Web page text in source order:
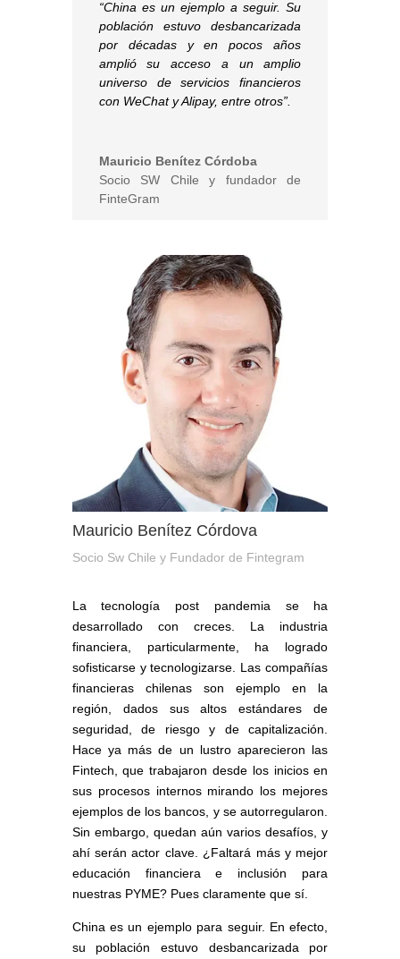
“China es un ejemplo a seguir. Su
población estuvo desbancarizada
por décadas y en pocos años
amplió su acceso a un amplio
universo de servicios financieros
con WeChat y Alipay, entre otros”.
Mauricio Benítez Córdoba
Socio SW Chile y fundador de
FinteGram
Mauricio Benítez Córdova
Socio Sw Chile y Fundador de Fintegram
La tecnología post pandemia se ha
desarrollado con creces. La industria
financiera, particularmente, ha logrado
sofisticarse y tecnologizarse. Las compañías
financieras chilenas son ejemplo en la
región, dados sus altos estándares de
seguridad, de riesgo y de capitalización.
Hace ya más de un lustro aparecieron las
Fintech, que trabajaron desde los inicios en
sus procesos internos mirando los mejores
ejemplos de los bancos, y se autorregularon.
Sin embargo, quedan aún varios desafíos, y
ahí serán actor clave. ¿Faltará más y mejor
educación financiera e inclusión para
nuestras PYME? Pues claramente que sí.
China es un ejemplo para seguir. En efecto,
su población estuvo desbancarizada por